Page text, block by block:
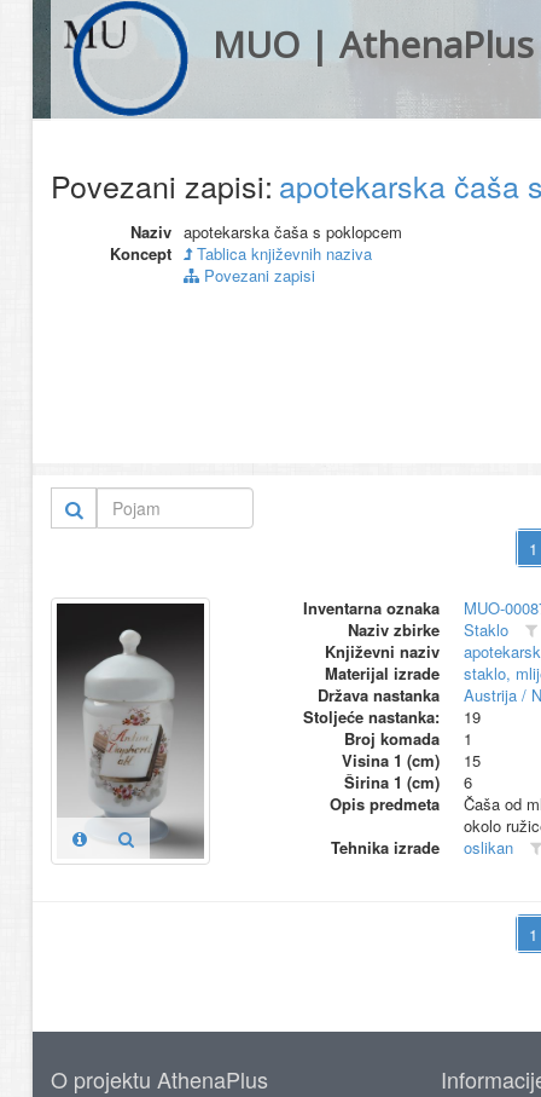
MUO | AthenaPlus
Povezani zapisi: apotekarska čaša
Naziv apotekarska čaša s poklopcem
Koncept
Tablica književnih naziva
Povezani zapisi
Inventarna oznaka
MUO-
Naziv zbirke
Staklo
Književni naziv
Materijal izrade
staklo,
Država nastanka
Austrija /
Stoljeće nastanka:
19
Broj komada
1
Visina 1 (cm)
15
Širina 1 (cm)
6
Opis predmeta
Čaša od
okolo
Tehnika izrade
oslikan
O projektu AthenaPlus